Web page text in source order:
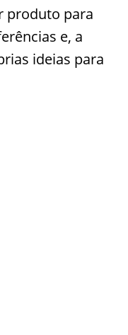
produto para
e, a
ideias para